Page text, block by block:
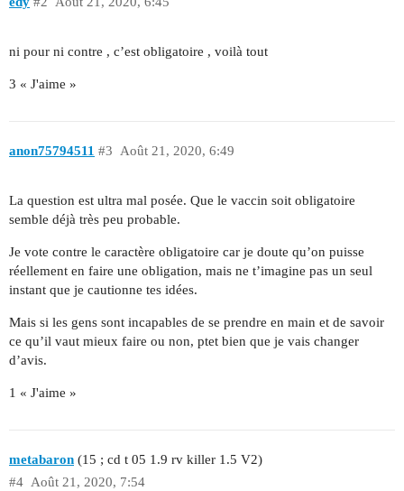
ni pour ni contre , c’est obligatoire , voilà tout
3 « J'aime »
anon75794511 Août 21, 2020, 6:49
#3
La question est ultra mal posée. Que le vaccin soit obligatoire
semble déjà très peu probable.
Je vote contre le caractère obligatoire car je doute qu’on puisse
réellement en faire une obligation, mais ne t’imagine pas un seul
instant que je cautionne tes idées.
Mais si les gens sont incapables de se prendre en main et de savoir
ce qu’il vaut mieux faire ou non, ptet bien que je vais changer
d’avis.
1 « J'aime »
metabaron (15 ; cd t 05 1.9 rv killer 1.5 V2)
Août 21, 2020, 7:54
#4